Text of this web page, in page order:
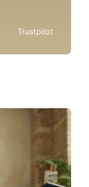
Trustpilot